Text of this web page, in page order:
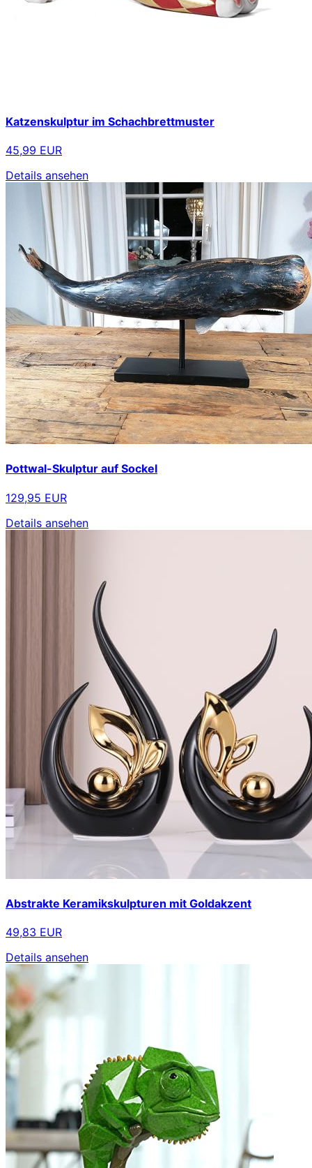
Katzenskulptur im Schachbrettmuster
45,99 EUR
Details ansehen
Pottwal-Skulptur auf Sockel
129,95 EUR
Details ansehen
Abstrakte Keramikskulpturen mit Goldakzent
49,83 EUR
Details ansehen